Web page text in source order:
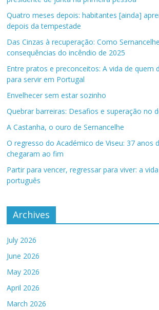
Quatro meses depois: habitantes [ainda]
depois da tempestade
Das Cinzas à recuperação: Como
consequências do incêndio de 2025
Entre pratos e preconceitos: A vida de quem
para servir em Portugal
Envelhecer sem estar sozinho
Quebrar barreiras: Desafios e superação no
A Castanha, o ouro de Sernancelhe
O regresso do Académico de Viseu: 37 anos
chegaram ao fim
Partir para vencer, regressar para viver: a
português
Archives
July 2026
June 2026
May 2026
April 2026
March 2026